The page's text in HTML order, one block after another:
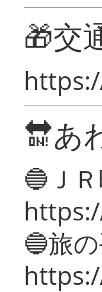
🎁交
🔛あ
🔵Ｊ
🔵旅